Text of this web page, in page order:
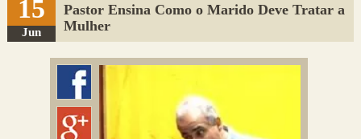
Adicionar Blog
Colmeia Exchange
15
Jun
Pastor Ensina Como o Marido Deve Tratar a
Mulher